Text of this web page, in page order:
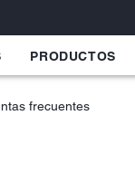
PRODUCTOS
frecuentes